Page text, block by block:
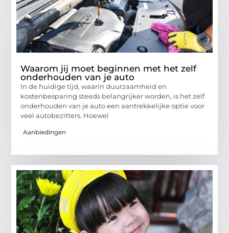
Waarom jij moet beginnen met het zelf
onderhouden van je auto
In de huidige tijd, waarin duurzaamheid en
kostenbesparing steeds belangrijker worden, is het zelf
onderhouden van je auto een aantrekkelijke optie voor
veel autobezitters. Hoewel
Aanbiedingen